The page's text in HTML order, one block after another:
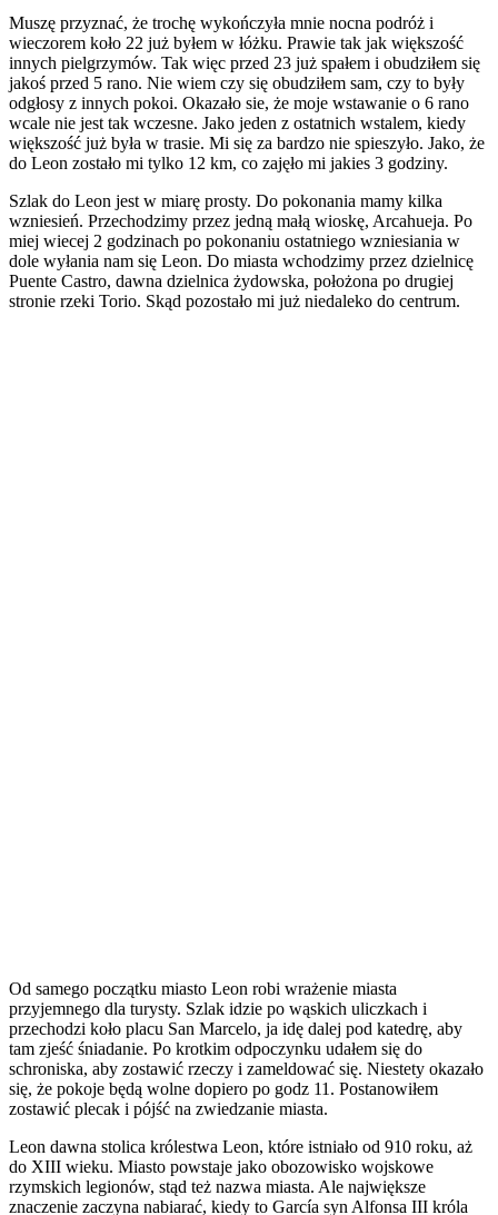
Muszę przyznać, że trochę wykończyła mnie nocna podróż i
wieczorem koło 22 już byłem w łóżku. Prawie tak jak większość
innych pielgrzymów. Tak więc przed 23 już spałem i obudziłem się
jakoś przed 5 rano. Nie wiem czy się obudziłem sam, czy to były
odgłosy z innych pokoi. Okazało sie, że moje wstawanie o 6 rano
wcale nie jest tak wczesne. Jako jeden z ostatnich wstalem, kiedy
większość już była w trasie. Mi się za bardzo nie spieszyło. Jako, że
do Leon zostało mi tylko 12 km, co zajęło mi jakies 3 godziny.
Szlak do Leon jest w miarę prosty. Do pokonania mamy kilka
wzniesień. Przechodzimy przez jedną małą wioskę, Arcahueja. Po
miej wiecej 2 godzinach po pokonaniu ostatniego wzniesiania w
dole wyłania nam się Leon. Do miasta wchodzimy przez dzielnicę
Puente Castro, dawna dzielnica żydowska, położona po drugiej
stronie rzeki Torio. Skąd pozostało mi już niedaleko do centrum.
Od samego początku miasto Leon robi wrażenie miasta
przyjemnego dla turysty. Szlak idzie po wąskich uliczkach i
przechodzi koło placu San Marcelo, ja idę dalej pod katedrę, aby
tam zjeść śniadanie. Po krotkim odpoczynku udałem się do
schroniska, aby zostawić rzeczy i zameldować się. Niestety okazało
się, że pokoje będą wolne dopiero po godz 11. Postanowiłem
zostawić plecak i pójść na zwiedzanie miasta.
Leon dawna stolica królestwa Leon, które istniało od 910 roku, aż
do XIII wieku. Miasto powstaje jako obozowisko wojskowe
rzymskich legionów, stąd też nazwa miasta. Ale największe
znaczenie zaczyna nabiarać, kiedy to García syn Alfonsa III króla